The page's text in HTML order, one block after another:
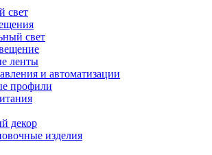
свет
свет
ленты
и автоматизации
профили
декор
изделия